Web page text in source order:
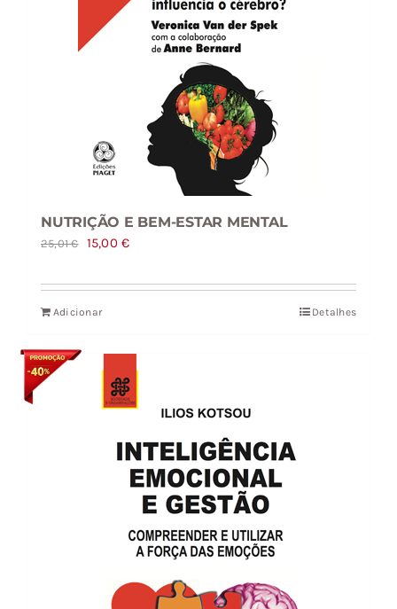
NUTRIÇÃO E BEM-ESTAR MENTAL
25,01€
O
original
era:
15,00€O
atual
Adicionar Detalhes